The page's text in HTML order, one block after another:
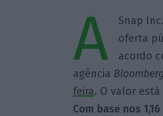
A
Snap
oferta
acordo
agência
feira. O valor
Com base nos